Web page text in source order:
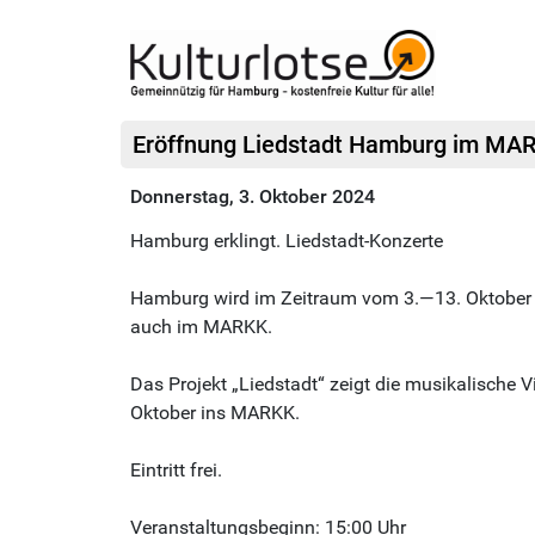
Eröffnung Liedstadt Hamburg im
Donnerstag, 3. Oktober 2024
Hamburg erklingt. Liedstadt-Konzerte
Hamburg wird im Zeitraum vom 3.—13.
auch im MARKK.
Das Projekt „Liedstadt“ zeigt die
Oktober ins MARKK.
Eintritt frei.
Veranstaltungsbeginn: 15:00 Uhr